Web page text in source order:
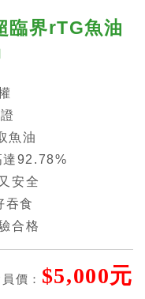
臨界rTG魚油
魚油
92.78%
安全
吞食
合格
價： $5,000元